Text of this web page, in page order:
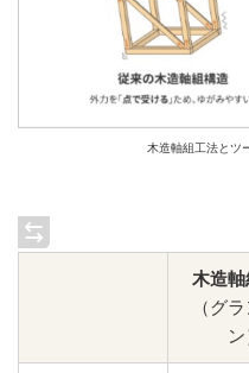
木造軸組工法とツ
木造
（グ
ン